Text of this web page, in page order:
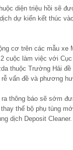
diện triệu hồi sẽ
dự kiến kết thúc
cơ trên các mẫu
cuộc làm việc với
thuộc Trường Hải
vấn đề và phương
thông báo sẽ sớm
thế bộ phụ tùng
dịch Deposit Cleaner.